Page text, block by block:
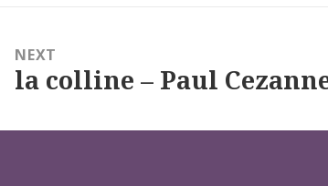
NEXT
Next
la colline – Paul